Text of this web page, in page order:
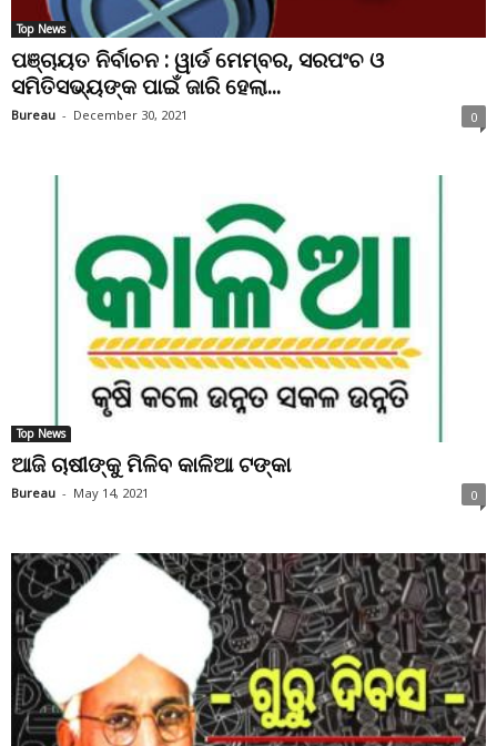
Top News
ପଞ୍ଚାୟତ ନିର୍ବାଚନ : ୱାର୍ଡ ମେମ୍ବର, ସରପଂଚ ଓ
ସମିତିସଭ୍ୟଙ୍କ ପାଇଁ ଜାରି ହେଲା...
Bureau - December 30, 2021 0
Top News
ଆଜି ଚାଷୀଙ୍କୁ ମିଳିବ କାଳିଆ ଟଙ୍କା
Bureau - May 14, 2021 0